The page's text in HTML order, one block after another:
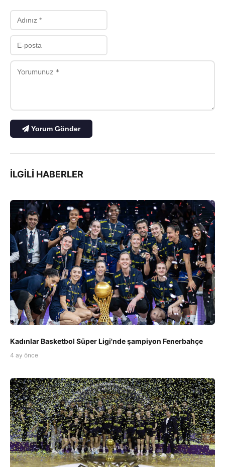
Yorum Gönder
İLGILI HABERLER
Kadınlar Basketbol Süper Ligi'nde şampiyon Fenerbahçe
4 ay önce